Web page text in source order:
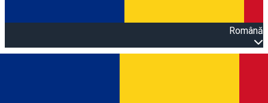
Română